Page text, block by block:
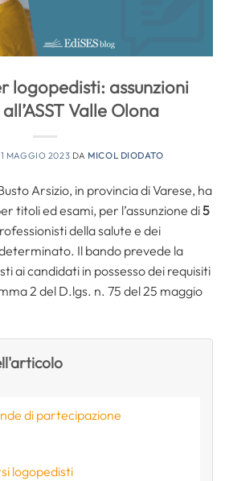
logopedisti: assunzioni
Valle Olona
MAGGIO 2023 DA MICOL DIODATO
Arsizio, in provincia di Varese, ha
titoli ed esami, per l’assunzione di5
della salute e dei
Il bando prevede la
ai candidati in possesso dei requisiti
2 del D.lgs. n. 75 del 25 maggio
di partecipazione
logopedisti